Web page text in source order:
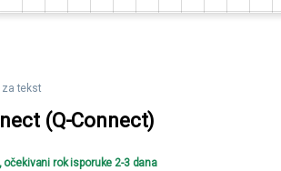
za tekst
(Q-Connect)
očekivani rok isporuke 2-3 dana